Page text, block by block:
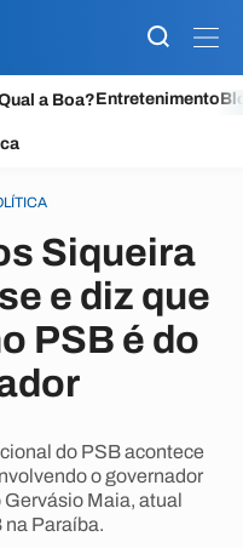
a Boa?Entretenimento
Siqueira
e diz que
PSB é do
do PSB acontece
o governador
Maia, atual
na Paraíba.